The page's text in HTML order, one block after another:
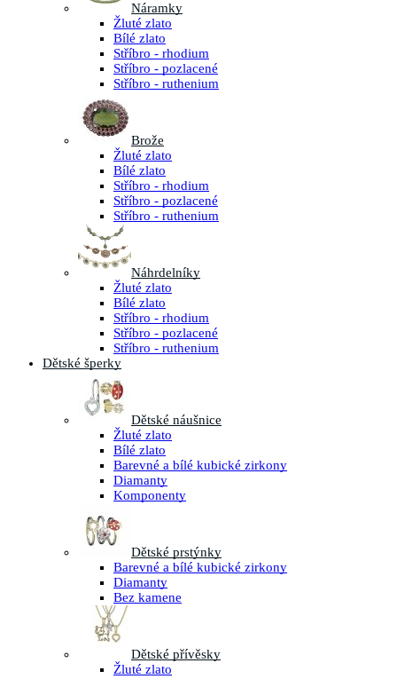
Náramky
Žluté zlato
Bílé zlato
Stříbro - rhodium
Stříbro - pozlacené
Stříbro - ruthenium
Brože
Žluté zlato
Bílé zlato
Stříbro - rhodium
Stříbro - pozlacené
Stříbro - ruthenium
Náhrdelníky
Žluté zlato
Bílé zlato
Stříbro - rhodium
Stříbro - pozlacené
Stříbro - ruthenium
Dětské šperky
Dětské náušnice
Žluté zlato
Bílé zlato
Barevné a bílé kubické zirkony
Diamanty
Komponenty
Dětské prstýnky
Barevné a bílé kubické zirkony
Diamanty
Bez kamene
Dětské přívěsky
Žluté zlato